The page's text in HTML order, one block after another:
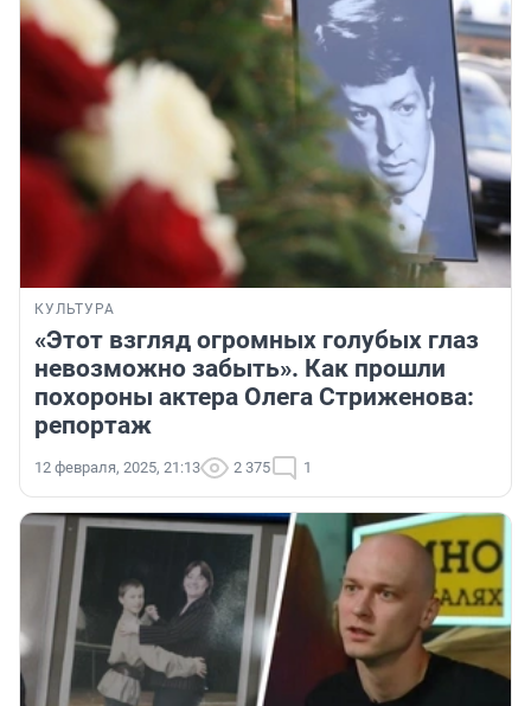
КУЛЬТУРА
«Этот взгляд огромных голубых глаз
невозможно забыть». Как прошли
похороны актера Олега Стриженова:
репортаж
12 февраля, 2025, 21:13 2 375 1